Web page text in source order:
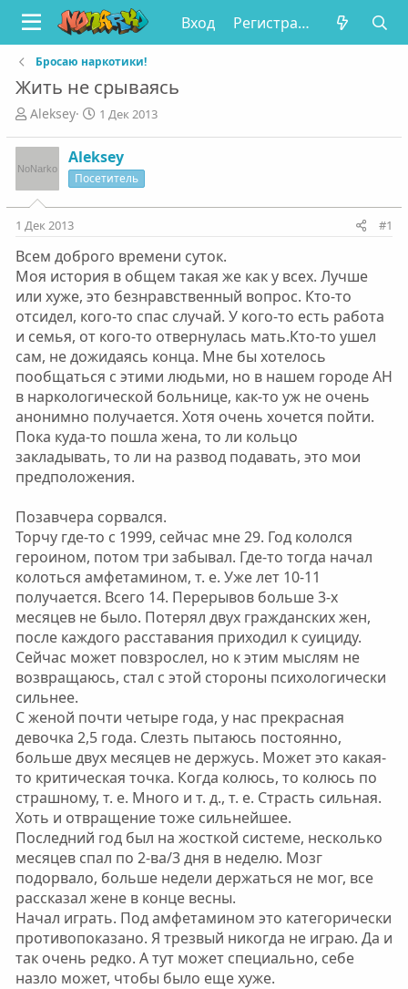
Вход Регистрация
Бросаю наркотики!
Жить не срываясь
А
т
о
т
м
ы
Aleksey
Д
а
н
л
1 Дек 2013
Aleksey
Посетитель
1 Дек 2013 #1
Всем доброго времени суток.
Моя история в общем такая же как у всех. Лучше
или хуже, это безнравственный вопрос. Кто-то
отсидел, кого-то спас случай. У кого-то есть работа
и семья, от кого-то отвернулась мать.Кто-то ушел
сам, не дожидаясь конца. Мне бы хотелось
пообщаться с этими людьми, но в нашем городе АН
в наркологической больнице, как-то уж не очень
анонимно получается. Хотя очень хочется пойти.
Пока куда-то пошла жена, то ли кольцо
закладывать, то ли на развод подавать, это мои
предположения.
Позавчера сорвался.
Торчу где-то с 1999, сейчас мне 29. Год кололся
героином, потом три забывал. Где-то тогда начал
колоться амфетамином, т. е. Уже лет 10-11
получается. Всего 14. Перерывов больше 3-х
месяцев не было. Потерял двух гражданских жен,
после каждого расставания приходил к суициду.
Сейчас может повзрослел, но к этим мыслям не
возвращаюсь, стал с этой стороны психологически
сильнее.
С женой почти четыре года, у нас прекрасная
девочка 2,5 года. Слезть пытаюсь постоянно,
больше двух месяцев не держусь. Может это какая-
то критическая точка. Когда колюсь, то колюсь по
страшному, т. е. Много и т. д., т. е. Страсть сильная.
Хоть и отвращение тоже сильнейшее.
Последний год был на жосткой системе, несколько
месяцев спал по 2-ва/3 дня в неделю. Мозг
подорвало, больше недели держаться не мог, все
рассказал жене в конце весны.
Начал играть. Под амфетамином это категорически
противопоказано. Я трезвый никогда не играю. Да и
так очень редко. А тут может специально, себе
назло может, чтобы было еще хуже.